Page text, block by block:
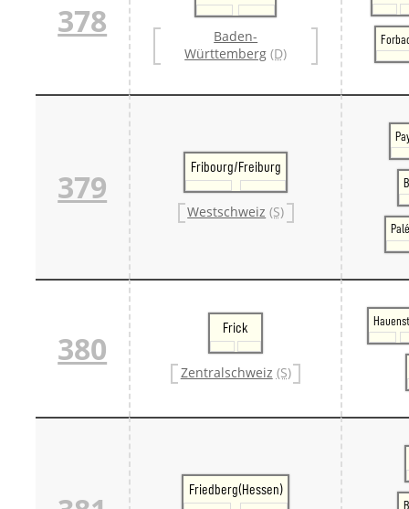
378
Baden-
Württemberg (D)
379
Fribourg/Freiburg
Westschweiz (S)
380
Frick
Zentralschweiz (S)
Friedberg(Hessen)